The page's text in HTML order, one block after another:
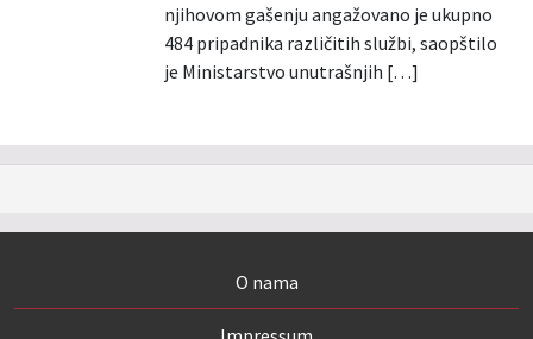
njihovom gašenju angažovano je ukupno
484 pripadnika različitih službi, saopštilo
je Ministarstvo unutrašnjih […]
O nama